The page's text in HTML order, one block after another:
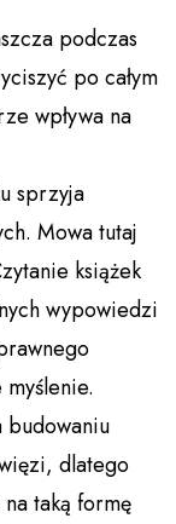
podczas
po całym
wpływa na
sprzyja
Mowa tutaj
książek
wypowiedzi
dlatego
taką formę